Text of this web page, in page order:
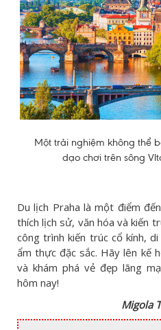
Một trải nghiệm không thể
dạo chơi trên sông
Du lịch Praha là một điểm
thích lịch sử, văn hóa và kiến
công trình kiến trúc cổ kính,
ẩm thực đặc sắc. Hãy lên kế
và khám phá vẻ đẹp lãng
hôm nay!
Migola